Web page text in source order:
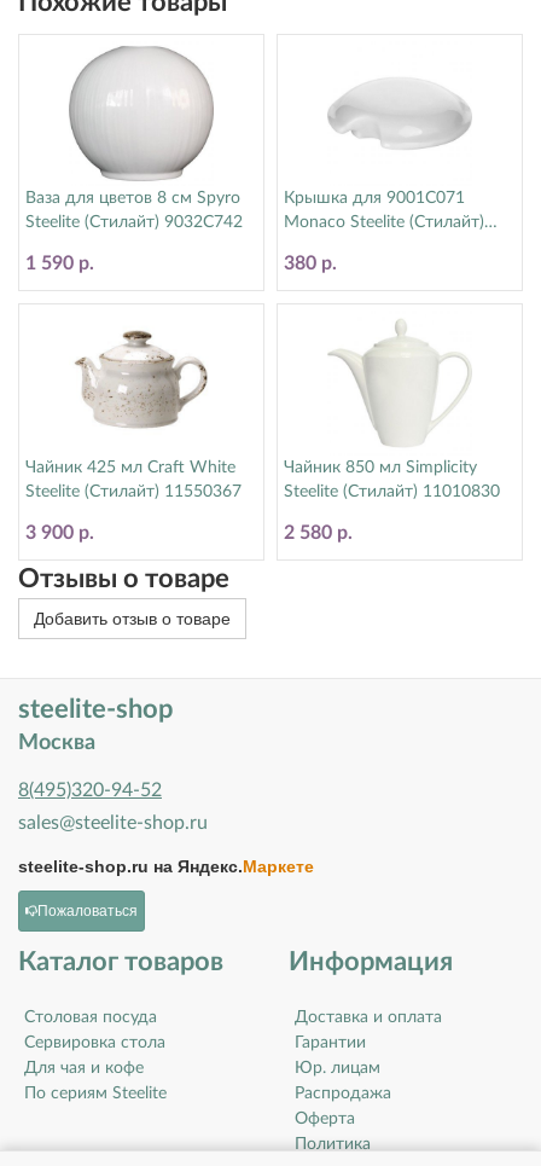
Ваза для цветов 8 см Spyro
Steelite (Стилайт) 9032C742
1 590 р.
Крышка для 9001C071
Monaco Steelite (Стилайт)
380 р.
Чайник 425 мл Craft White
Steelite (Стилайт) 11550367
3 900 р.
Чайник 850 мл Simplicity
Steelite (Стилайт) 11010830
2 580 р.
Отзывы о товаре
Добавить отзыв о товаре
steelite-shop
Москва
8(495)320-94-52
sales@steelite-shop.ru
steelite-shop.ru на Яндекс.Маркете
Пожаловаться
Каталог товаров
Столовая посуда
Сервировка стола
Для чая и кофе
По сериям Steelite
Информация
Доставка и оплата
Гарантии
Юр. лицам
Распродажа
Оферта
Политика